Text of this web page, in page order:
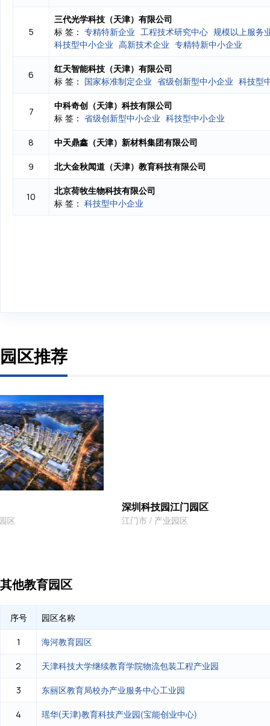
5
三代光学科技（天津）有限公司
标 签： 专精特新企业 工程技术研究中心 规模以上服务
科技型中小企业 高新技术企业 专精特新中小企业
6
红天智能科技（天津）有限公司
标 签： 国家标准制定企业 省级创新型中小企业 科技型
7
中科奇创（天津）科技有限公司
标 签： 省级创新型中小企业 科技型中小企业
8 中天鼎鑫（天津）新材料集团有限公司
9 北大金秋闻道（天津）教育科技有限公司
10
北京荷牧生物科技有限公司
标 签： 科技型中小企业
园区推荐
江门市 / 产业园区
深圳宝龙专精特新产
深圳市 / 产业园区
其他教育园区
序号 园区名称
1 海河教育园区
2 天津科技大学继续教育学院物流包装工程产业园
3 东丽区教育局校办产业服务中心工业园
4 瑶华(天津)教育科技产业园(宝能创业中心)